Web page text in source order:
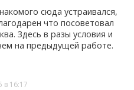
сюда устраивался,
что посоветовал
Здесь в разы условия и
на предыдущей работе.
в 16:17